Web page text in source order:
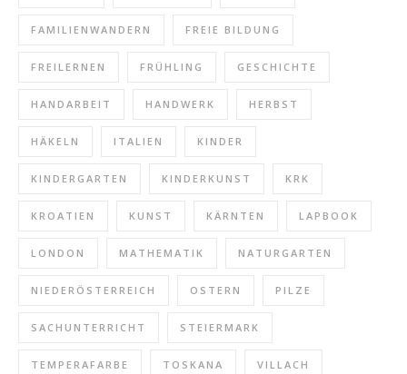
FAMILIENWANDERN FREIE BILDUNG
FREILERNEN FRÜHLING GESCHICHTE
HANDARBEIT HANDWERK HERBST
HÄKELN ITALIEN KINDER
KINDERGARTEN KINDERKUNST KRK
KROATIEN KUNST KÄRNTEN LAPBOOK
LONDON MATHEMATIK NATURGARTEN
NIEDERÖSTERREICH OSTERN PILZE
SACHUNTERRICHT STEIERMARK
TEMPERAFARBE TOSKANA VILLACH